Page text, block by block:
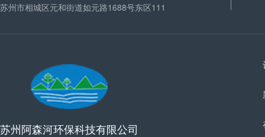
苏州市相城区元和街道如元路1688号东区111
苏州阿森河环保科技有限公司